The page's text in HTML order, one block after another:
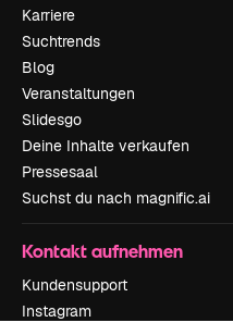
Karriere
Suchtrends
Blog
Veranstaltungen
Slidesgo
Deine Inhalte verkaufen
Pressesaal
Suchst du nach magnific.ai
Kontakt aufnehmen
Kundensupport
Instagram